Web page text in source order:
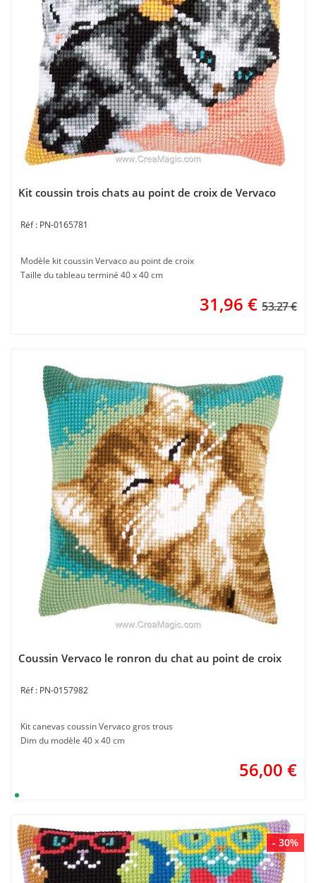
Kit coussin trois chats au point de croix de Vervaco
PN-0165781
Modèle kit coussin Vervaco au point de croix
Taille du tableau terminé 40 x 40 cm
31,96 € 53.27 €
Coussin Vervaco le ronron du chat au point de croix
PN-0157982
Kit canevas coussin Vervaco gros trous
Dim du modèle 40 x 40 cm
56,00 €
- 30%